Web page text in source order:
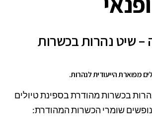
– שיט נהרות בכשרות
מפוארת הייעודית לנהרות.
בכשרות מהודרת בספינת טיולים
שומרי הכשרות המהודרת: